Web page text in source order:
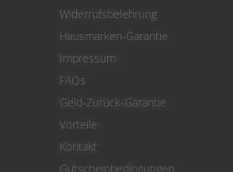
Cookie Einstellungen
Widerrufsbelehrung
Hausmarken-Garantie
Impressum
FAQs
Geld-Zurück-Garantie
Vorteile
Kontakt
Gutscheinbedingungen